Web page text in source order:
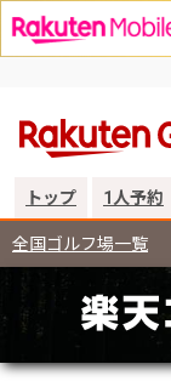
トップ 1人予約
全国ゴルフ場一覧